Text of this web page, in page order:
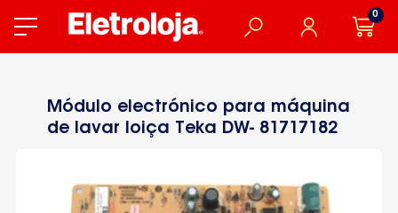
0
Módulo electrónico para máquina
de lavar loiça Teka DW- 81717182